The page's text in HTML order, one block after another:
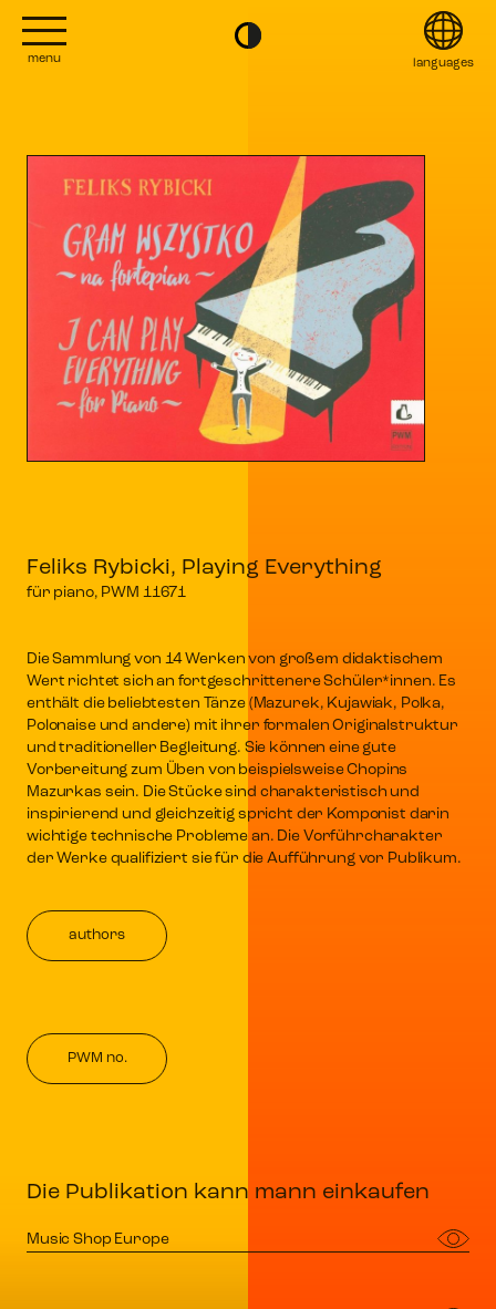
menu languages
English
Français
Italiano
日本語
project
Kontakt
editions
2022
Feliks Rybicki, Playing Everything
für piano, PWM 11671
Die Sammlung von 14 Werken von großem didaktischem
Wert richtet sich an fortgeschrittenere Schüler*innen. Es
enthält die beliebtesten Tänze (Mazurek, Kujawiak, Polka,
Polonaise und andere) mit ihrer formalen Originalstruktur
und traditioneller Begleitung. Sie können eine gute
Vorbereitung zum Üben von beispielsweise Chopins
Mazurkas sein. Die Stücke sind charakteristisch und
inspirierend und gleichzeitig spricht der Komponist darin
wichtige technische Probleme an. Die Vorführcharakter
der Werke qualifiziert sie für die Aufführung vor Publikum.
authors
PWM no.
Die Publikation kann mann einkaufen
Music Shop Europe